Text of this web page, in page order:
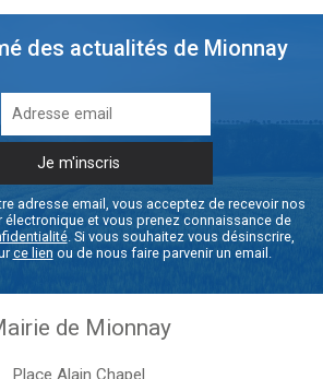
des actualités de Mionnay
adresse email, vous acceptez de recevoir nos
électronique et vous prenez connaissance de
. Si vous souhaitez vous désinscrire,
ce lien ou de nous faire parvenir un email.
de Mionnay
Place Alain Chapel